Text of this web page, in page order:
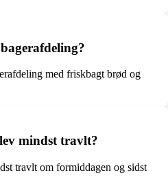
med friskbagt brød og
mindst travlt?
travlt om formiddagen og sidst